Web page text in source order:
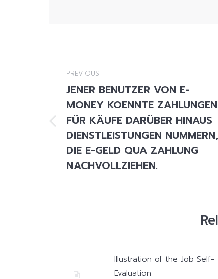
Post
navigation
PREVIOUS
Previous
post:
JENER BENUTZER VON E-
MONEY KOENNTE ZAHLUNGEN
FÜR KÄUFE DARÜBER HINAUS
DIENSTLEISTUNGEN NUMMERN,
DIE E-GELD QUA ZAHLUNG
NACHVOLLZIEHEN.
Illustration of the Job Self-
Evaluation